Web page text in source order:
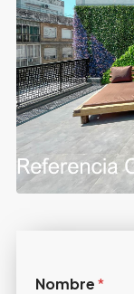
Nombre*